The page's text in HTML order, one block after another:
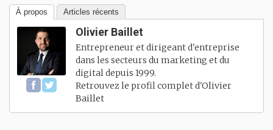
À propos Articles récents
Olivier Baillet
Entrepreneur et dirigeant d'entreprise
dans les secteurs du marketing et du
digital depuis 1999.
Retrouvez le profil complet d'Olivier
Baillet